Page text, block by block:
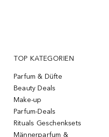
TOP KATEGORIEN
Parfum & Düfte
Beauty Deals
Make-up
Parfum-Deals
Rituals Geschenksets
Männerparfum &